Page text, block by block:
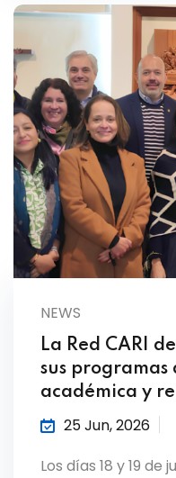
NEWS
La Red CARI
sus programas
académica y
25 Jun, 2026
Los días 18 y 19 de